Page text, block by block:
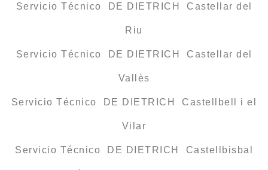
Servicio Técnico DE DIETRICH Castellar del
Riu
Servicio Técnico DE DIETRICH Castellar del
Vallès
Servicio Técnico DE DIETRICH Castellbell i el
Vilar
Servicio Técnico DE DIETRICH Castellbisbal